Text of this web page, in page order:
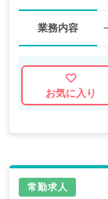
業務内容
お気に入り
常勤求人